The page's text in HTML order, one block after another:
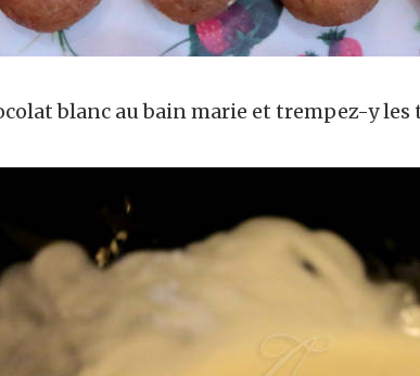
blanc au bain marie et trempez-y les